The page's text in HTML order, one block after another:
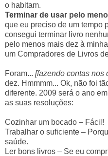
o habitam.
Terminar de usar pelo
que eu preciso de um tempo
consegui terminar livro
pelo menos mais dez à
um Compradores de Livros
Foram... [fazendo contas nos
dez. Hmmmm... Ok, não foi
diferente. 2009 será o ano
as suas resoluções:
Cozinhar um bocado – Fácil!
Trabalhar o suficiente –
saúde.
Ler bons livros – Se eu